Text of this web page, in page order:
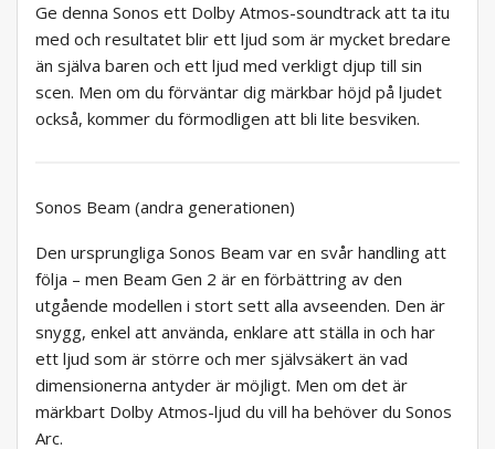
Ge denna Sonos ett Dolby Atmos-soundtrack att ta itu
med och resultatet blir ett ljud som är mycket bredare
än själva baren och ett ljud med verkligt djup till sin
scen. Men om du förväntar dig märkbar höjd på ljudet
också, kommer du förmodligen att bli lite besviken.
Sonos Beam (andra generationen)
Den ursprungliga Sonos Beam var en svår handling att
följa – men Beam Gen 2 är en förbättring av den
utgående modellen i stort sett alla avseenden. Den är
snygg, enkel att använda, enklare att ställa in och har
ett ljud som är större och mer självsäkert än vad
dimensionerna antyder är möjligt. Men om det är
märkbart Dolby Atmos-ljud du vill ha behöver du Sonos
Arc.